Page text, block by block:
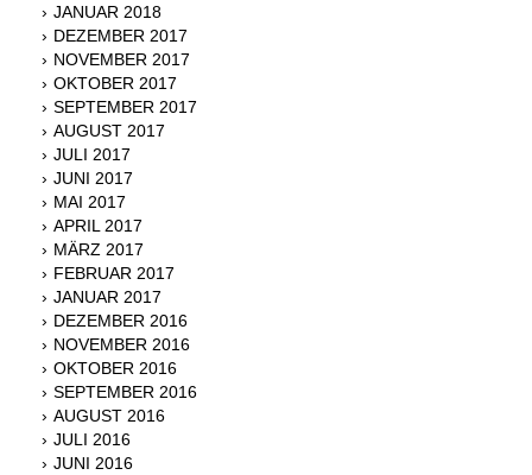
JANUAR 2018
DEZEMBER 2017
NOVEMBER 2017
OKTOBER 2017
SEPTEMBER 2017
AUGUST 2017
JULI 2017
JUNI 2017
MAI 2017
APRIL 2017
MÄRZ 2017
FEBRUAR 2017
JANUAR 2017
DEZEMBER 2016
NOVEMBER 2016
OKTOBER 2016
SEPTEMBER 2016
AUGUST 2016
JULI 2016
JUNI 2016